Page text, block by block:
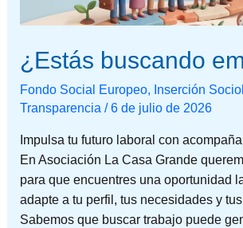
¿Estás buscando
Fondo Social Europeo, Inserción
Transparencia /6 de julio de 2026
Impulsa tu futuro laboral con
En Asociación La Casa Grande
para que encuentres una oportunidad
adapte a tu perfil, tus necesidades y
Sabemos que buscar trabajo puede